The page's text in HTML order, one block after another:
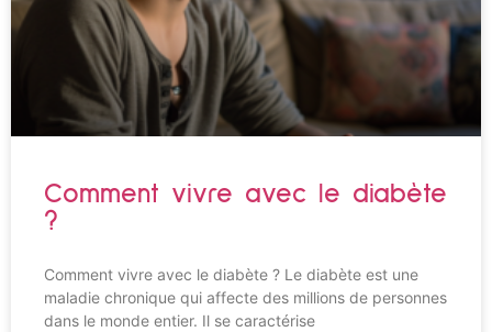
Comment vivre avec le diabète
?
Comment vivre avec le diabète ? Le diabète est une
maladie chronique qui affecte des millions de personnes
dans le monde entier. Il se caractérise